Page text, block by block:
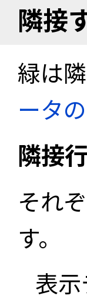
隣接
緑は
ータ
隣接
それ
す。
表示